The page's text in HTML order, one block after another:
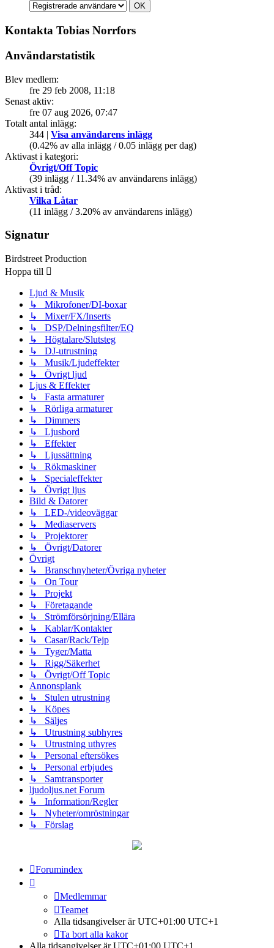
Kontakta Tobias Norrfors
Användarstatistik
Blev medlem:
fre 29 feb 2008, 11:18
Senast aktiv:
fre 07 aug 2026, 07:47
Totalt antal inlägg:
344 | Visa användarens inlägg
(0.42% av alla inlägg / 0.05 inlägg per dag)
Aktivast i kategori:
Övrigt/Off Topic
(39 inlägg / 11.34% av användarens inlägg)
Aktivast i tråd:
Vilka Låtar
(11 inlägg / 3.20% av användarens inlägg)
Signatur
Birdstreet Production
Hoppa till
Ljud & Musik
↳ Mikrofoner/DI-boxar
↳ Mixer/FX/Inserts
↳ DSP/Delningsfilter/EQ
↳ Högtalare/Slutsteg
↳ DJ-utrustning
↳ Musik/Ljudeffekter
↳ Övrigt ljud
Ljus & Effekter
↳ Fasta armaturer
↳ Rörliga armaturer
↳ Dimmers
↳ Ljusbord
↳ Effekter
↳ Ljussättning
↳ Rökmaskiner
↳ Specialeffekter
↳ Övrigt ljus
Bild & Datorer
↳ LED-/videoväggar
↳ Mediaservers
↳ Projektorer
↳ Övrigt/Datorer
Övrigt
↳ Branschnyheter/Övriga nyheter
↳ On Tour
↳ Projekt
↳ Företagande
↳ Strömförsörjning/Ellära
↳ Kablar/Kontakter
↳ Casar/Rack/Tejp
↳ Tyger/Matta
↳ Rigg/Säkerhet
↳ Övrigt/Off Topic
Annonsplank
↳ Stulen utrustning
↳ Köpes
↳ Säljes
↳ Utrustning subhyres
↳ Utrustning uthyres
↳ Personal eftersökes
↳ Personal erbjudes
↳ Samtransporter
ljudoljus.net Forum
↳ Information/Regler
↳ Nyheter/omröstningar
↳ Förslag
Forumindex
Medlemmar
Teamet
Alla tidsangivelser är UTC+01:00 UTC+1
Ta bort alla kakor
Alla tidsangivelser är UTC+01:00 UTC+1